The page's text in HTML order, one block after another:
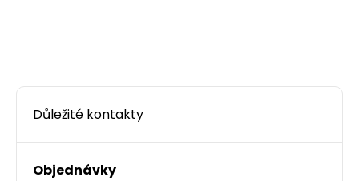
Důležité kontakty
Objednávky